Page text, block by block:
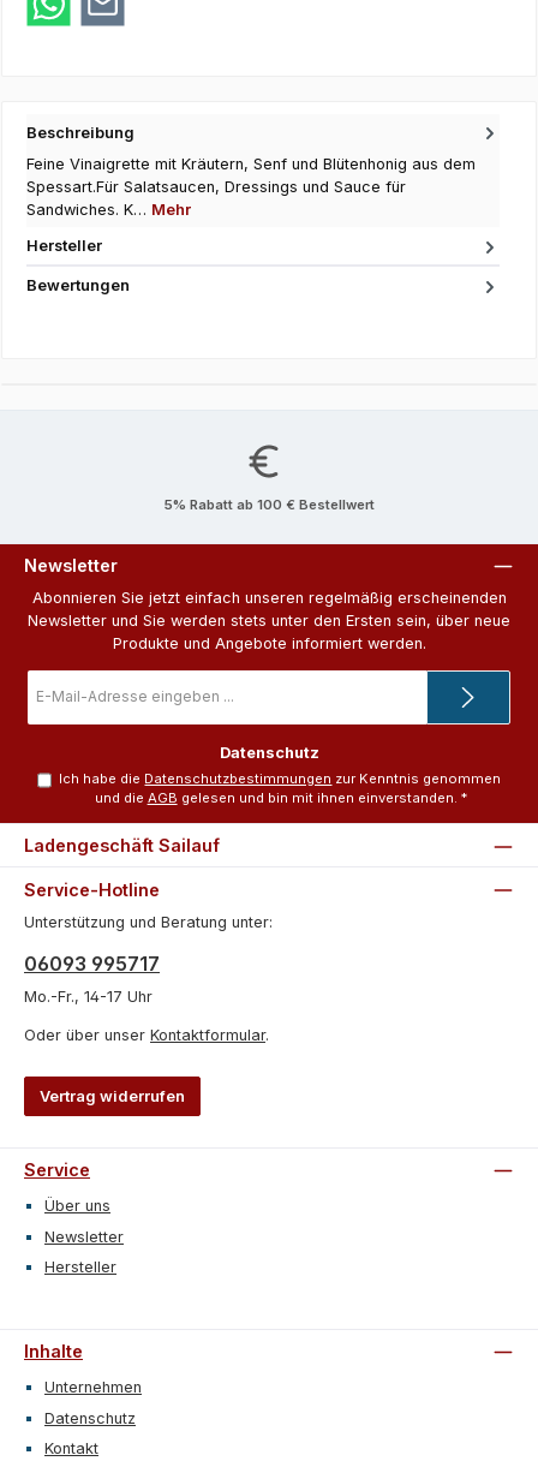
Beschreibung
Feine Vinaigrette mit Kräutern, Senf und Blütenhonig aus dem
Spessart.Für Salatsaucen, Dressings und Sauce für
Sandwiches. K… Mehr
Hersteller
Bewertungen
5% Rabatt ab 100 € Bestellwert
Newsletter
Abonnieren Sie jetzt einfach unseren regelmäßig erscheinenden
Newsletter und Sie werden stets unter den Ersten sein, über neue
Produkte und Angebote informiert werden.
Mail-
Datenschutz
Ich habe die Datenschutzbestimmungen zur Kenntnis genommen
und die AGB gelesen und bin mit ihnen einverstanden. *
Service-Hotline
Unterstützung und Beratung unter:
06093 995717
Mo.-Fr., 14-17 Uhr
Oder über unser Kontaktformular.
Vertrag widerrufen
Ladengeschäft Sailauf
Service
Über uns
Newsletter
Hersteller
Inhalte
Unternehmen
Datenschutz
Kontakt